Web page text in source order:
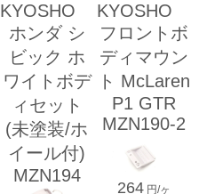
KYOSHO
ホンダ シ
ビック ホ
ワイトボデ
ィセット
(未塗装/ホ
イール付)
MZN194
KYOSHO
フロントボ
ディマウン
ト McLaren
P1 GTR
MZN190-2
264 円/ヶ